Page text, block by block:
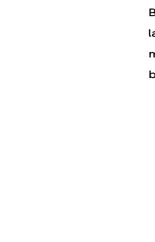
Espace